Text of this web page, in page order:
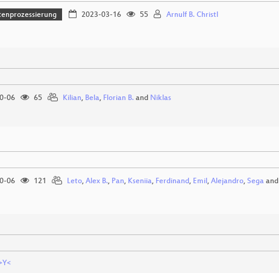
2023-03-16 55 Arnulf B. Christl
06 65 Kilian, Bela, Florian B.and Niklas
06 121 Leto, Alex B., Pan, Kseniia, Ferdinand, Emil, Alejandro, Segaand